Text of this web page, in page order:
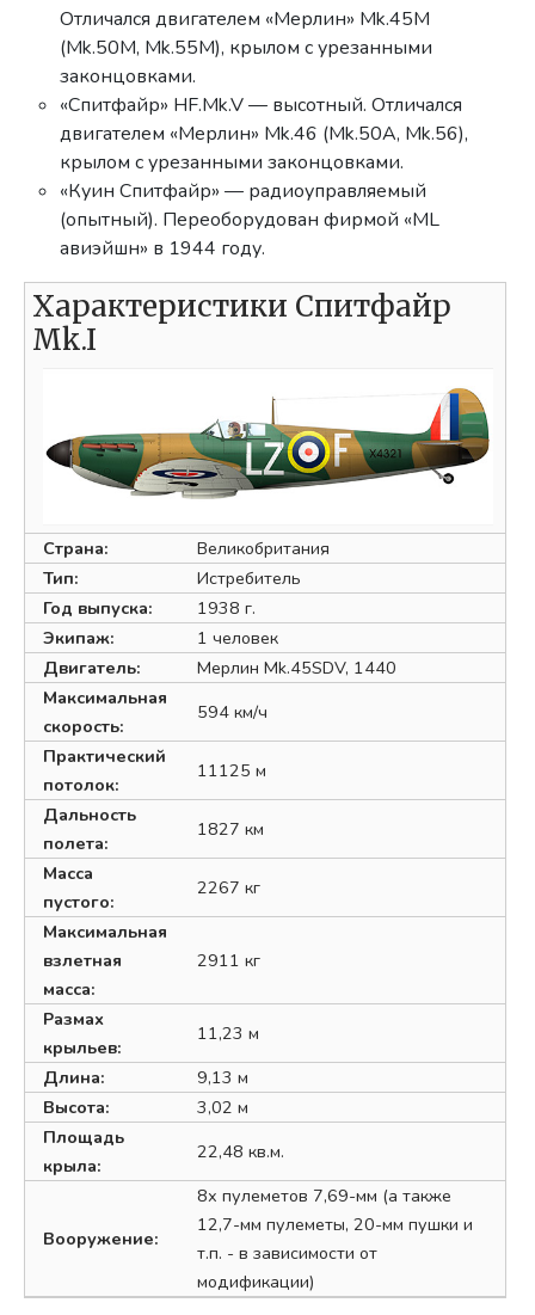
Отличался двигателем «Мерлин» Mk.45M
(Mk.50M, Mk.55M), крылом с урезанными
законцовками.
«Спитфайр» HF.Mk.V — высотный. Отличался
двигателем «Мерлин» Mk.46 (Mk.50A, Mk.56),
крылом с урезанными законцовками.
«Куин Спитфайр» — радиоуправляемый
(опытный). Переоборудован фирмой «ML
авиэйшн» в 1944 году.
Характеристики Спитфайр
Mk.I
Страна:
Великобритания
Тип:
Истребитель
Год выпуска:
1938 г.
Экипаж:
1 человек
Двигатель:
Мерлин Mk.45SDV, 1440
Максимальная
скорость:
594 км/ч
Практический
потолок:
11125 м
Дальность
полета:
1827 км
Масса
пустого:
2267 кг
Максимальная
взлетная
масса:
2911 кг
Размах
крыльев:
11,23 м
Длина:
9,13 м
Высота:
3,02 м
Площадь
крыла:
22,48 кв.м.
Вооружение:
8х пулеметов 7,69-мм (а также
12,7-мм пулеметы, 20-мм пушки и
т.п. - в зависимости от
модификации)